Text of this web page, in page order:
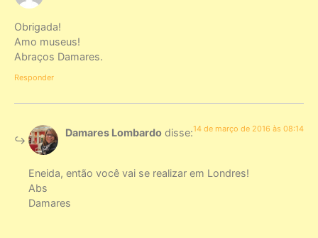
Obrigada!
Amo museus!
Abraços Damares.
Responder
Damares Lombardo disse:14 de março de 2016 às 08:14
Eneida, então você vai se realizar em Londres!
Abs
Damares